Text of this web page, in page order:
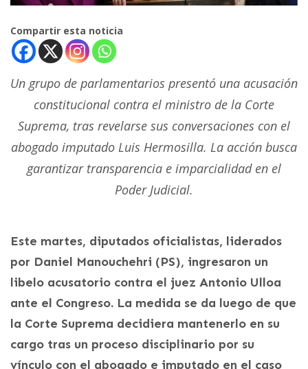
Compartir esta noticia
Un grupo de parlamentarios presentó una acusación
constitucional contra el ministro de la Corte
Suprema, tras revelarse sus conversaciones con el
abogado imputado Luis Hermosilla. La acción busca
garantizar transparencia e imparcialidad en el
Poder Judicial.
Este martes, diputados oficialistas, liderados
por Daniel Manouchehri (PS), ingresaron un
libelo acusatorio contra el juez Antonio Ulloa
ante el Congreso. La medida se da luego de que
la Corte Suprema decidiera mantenerlo en su
cargo tras un proceso disciplinario por su
vínculo con el abogado e imputado en el caso